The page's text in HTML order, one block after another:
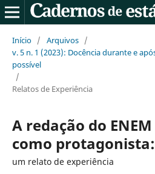
Início / Arquivos /
v. 5 n. 1 (2023): Docência durante e
possível
/
Relatos de Experiência
A redação do
como protagonista:
um relato de experiência